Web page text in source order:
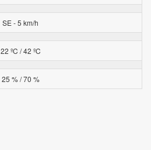
SE - 5 km/h
22 ºC / 42 ºC
25 % / 70 %